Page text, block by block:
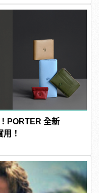
PORTER 全新
！